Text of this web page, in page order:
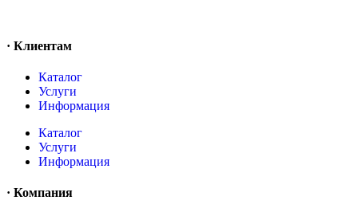
· Клиентам
Каталог
Услуги
Информация
Каталог
Услуги
Информация
· Компания